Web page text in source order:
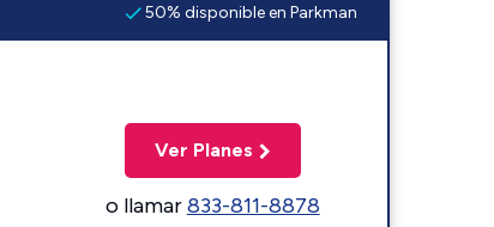
50% disponible en Parkman
Ver Planes
o llamar833-811-8878